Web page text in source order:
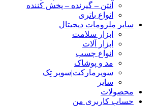
آنتن – گیرنده – پخش کننده
انواع باتری
سایر ملزومات دیجیتال
ابزار سلامت
ابزار آلات
انواع چسب
مد و پوشاک
سوپرمارکت|سوپر تِک
سایر
محصولات
حساب کاربری من